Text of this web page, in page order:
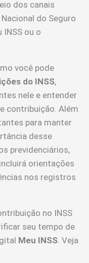
dos canais
do Seguro
INSS ou o
você pode
do INSS,
nele e entender
contribuição. Além
para manter
desse
previdenciários,
orientações
nos registros
no INSS
seu tempo de
Meu INSS . Veja